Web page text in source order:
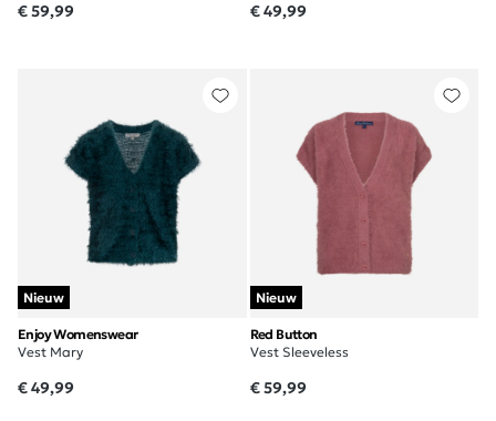
€ 59,99 € 49,99
Nieuw
Enjoy Womenswear
Vest Mary
€ 49,99
Nieuw
Red Button
Vest Sleeveless
€ 59,99